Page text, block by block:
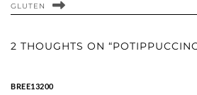
GLUTEN
2 THOUGHTS ON
BREE13200